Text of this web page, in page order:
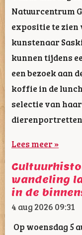
Natuurcentrum
expositie te zien
kunstenaar
kunnen tijdens
een bezoek aan
koffie in de
selectie van
Lees meer »
wandeling
in de
4 aug 2026 09:31
Op woensdag 5